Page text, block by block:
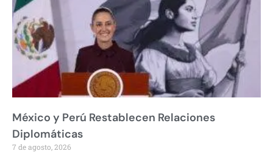
México y Perú Restablecen Relaciones
Diplomáticas
7 de agosto, 2026